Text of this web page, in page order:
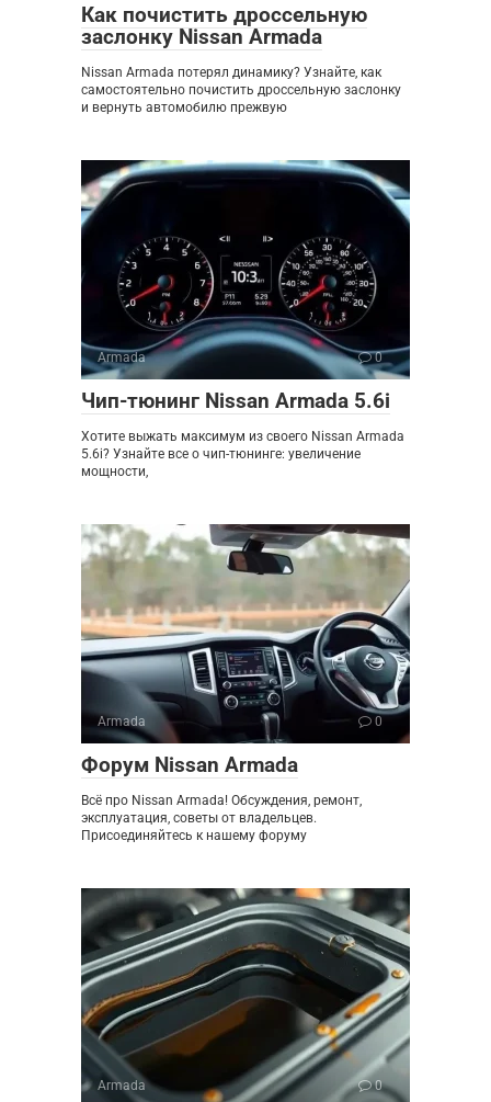
Как почистить дроссельную
заслонку Nissan Armada
Nissan Armada потерял динамику? Узнайте, как
самостоятельно почистить дроссельную заслонку
и вернуть автомобилю прежвую
Armada 0
Чип-тюнинг Nissan Armada 5.6i
Хотите выжать максимум из своего Nissan Armada
5.6i? Узнайте все о чип-тюнинге: увеличение
мощности,
Armada 0
Форум Nissan Armada
Всё про Nissan Armada! Обсуждения, ремонт,
эксплуатация, советы от владельцев.
Присоединяйтесь к нашему форуму
Armada 0